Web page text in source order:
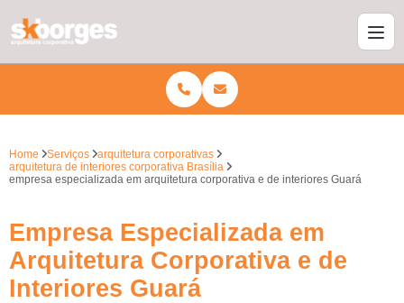
Home Serviços
arquitetura corporativas
arquitetura de interiores corporativa Brasília
empresa especializada em arquitetura corporativa e de interiores Guará
Empresa Especializada em
Arquitetura Corporativa e de
Interiores Guará